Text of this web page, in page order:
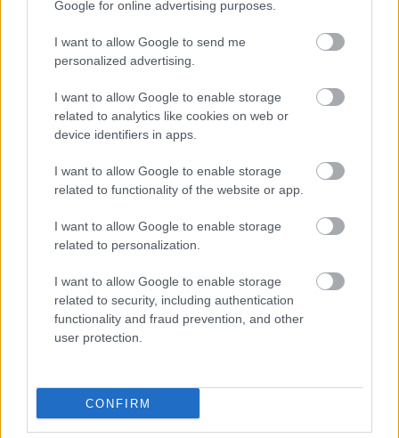
Google for online advertising purposes.
I want to allow Google to send me
personalized advertising.
I want to allow Google to enable storage
related to analytics like cookies on web or
device identifiers in apps.
I want to allow Google to enable storage
related to functionality of the website or app.
I want to allow Google to enable storage
related to personalization.
I want to allow Google to enable storage
related to security, including authentication
functionality and fraud prevention, and other
user protection.
CONFIRM
között. A villamosvezető úgy…
Leszorította az útról a biciklist a
buszvezető
BKV figyelő.hu• 2009. október 11.
Olvasónk kerékpárjával haladt Báthory utcában
elfért volna az úton leszorította. Később a
végállomáson próbálta rendezni a dolgot, de a
buszvezető csak beszólogatott neki, normális
kommunikációra képtelen volt. A biciklista a…
Megpofozná a villamossínen tekerő
BKV figyelő.hu•2009. október 01.